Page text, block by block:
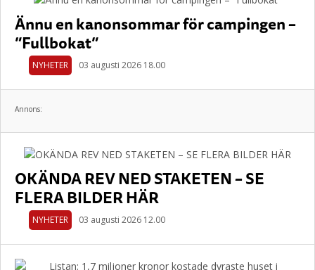
Ännu en kanonsommar för campingen –
”Fullbokat”
NYHETER 03 augusti 2026 18.00
Annons:
OKÄNDA REV NED STAKETEN – SE
FLERA BILDER HÄR
NYHETER 03 augusti 2026 12.00